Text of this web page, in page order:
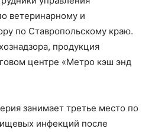
ветеринарному и
по Ставропольскому краю.
продукция
центре «Метро кэш энд
занимает третье место по
инфекций после